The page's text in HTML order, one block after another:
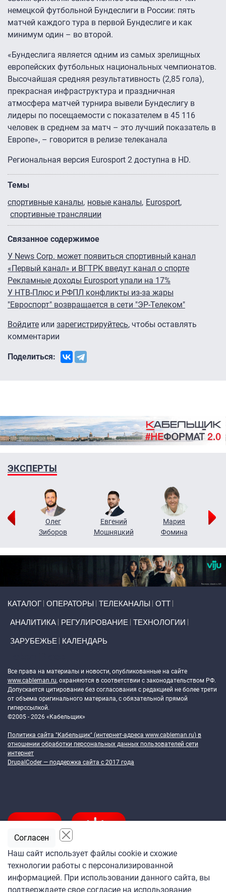
немецкой футбольной Бундеслиги в России: пять
матчей каждого тура в первой Бундеслиге и как
минимум один – во второй.
«Бундеслига является одним из самых зрелищных
европейских футбольных национальных чемпионатов.
Высочайшая средняя результативность (2,85 гола),
прекрасная инфраструктура и праздничная
атмосфера матчей турнира вывели Бундеслигу в
лидеры по посещаемости с показателем в 45 116
человек в среднем за матч – это лучший показатель в
Европе», – говорится в релизе телеканала
Региональная версия Eurosport 2 доступна в HD.
Темы
спортивные каналы новые каналы Eurosport
спортивные трансляции
Связанное содержимое
У News Corp. может появиться спортивный канал
«Первый канал» и ВГТРК введут канал о спорте
Рекламные доходы Eurosport упали на 17%
У НТВ-Плюс и РФПЛ конфликты из-за жары
"Евроспорт" возвращается в сети "ЭР-Телеком"
Войдите или зарегистрируйтесь, чтобы оставлять
комментарии
Поделиться:
ЭКСПЕРТЫ
Олег
Зиборов
Евгений
Мошняцкий
Мария
Фомина
КАТАЛОГ ОПЕРАТОРЫ ТЕЛЕКАНАЛЫ ОТТ
АНАЛИТИКА РЕГУЛИРОВАНИЕ ТЕХНОЛОГИИ
ЗАРУБЕЖЬЕ КАЛЕНДАРЬ
Все права на материалы и новости, опубликованные на сайте
www.cableman.ru, охраняются в соответствии с законодательством РФ.
Допускается цитирование без согласования с редакцией не более трети
от объема оригинального материала, с обязательной прямой
гиперссылкой.
©2005 - 2026 «Кабельщик»
Политика сайта "Кабельщик" (интернет-адреса www.cableman.ru) в
отношении обработки персональных данных пользователей сети
интернет
DrupalCoder — поддержка сайта c 2017 года
Подпишитесь
на ежедневную рассылку
Наш сайт использует файлы cookie и схожие
технологии работы с персонализированной
информацией. При использовании данного сайта, вы
подтверждаете свое согласие на использование
Согласен